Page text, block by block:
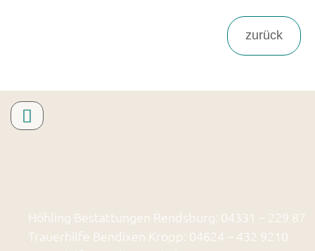
Höhling Bestattungen Rendsburg: 04331 – 229 87
Trauerhilfe Bendixen Kropp: 04624 – 432 9210